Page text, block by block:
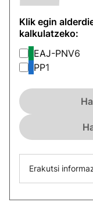
Klik egin
kalkulatzeko:
EAJ-PNV6
PP1
Erakutsi